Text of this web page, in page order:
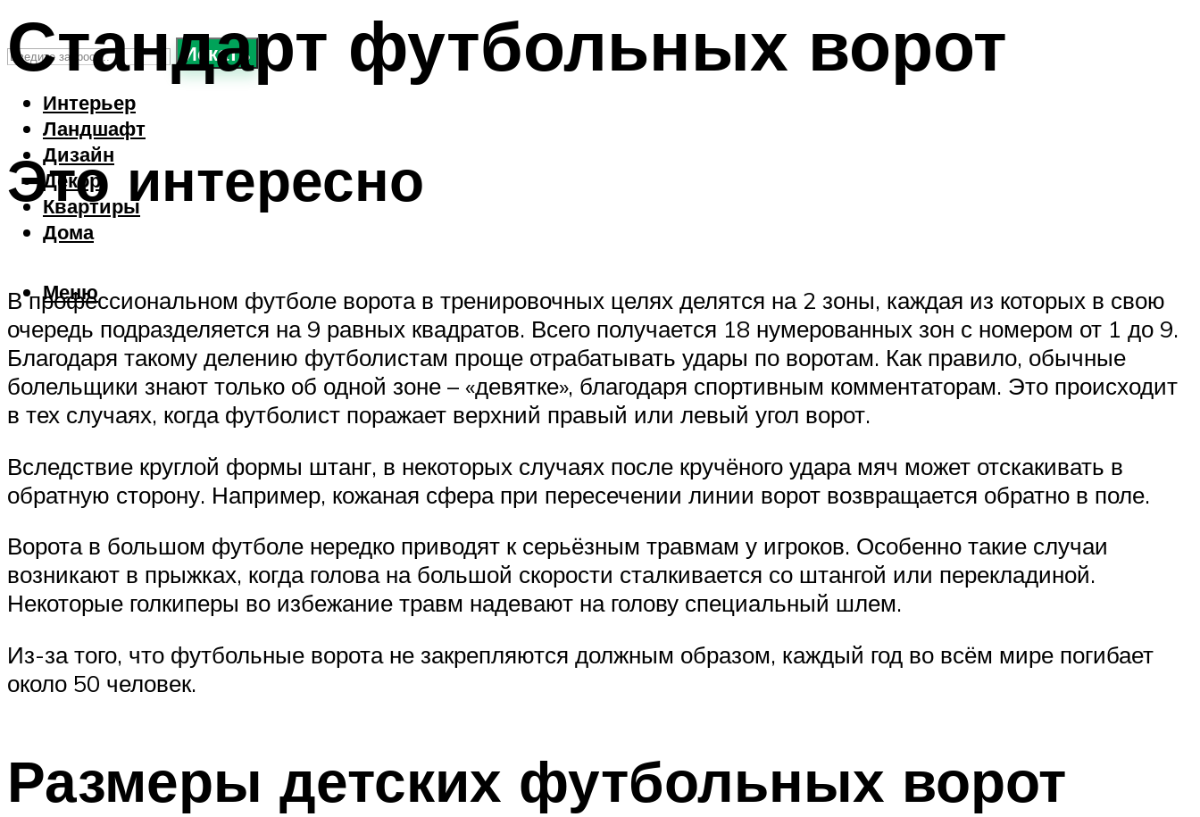
Искать
Интерьер
Ландшафт
Дизайн
Декор
Квартиры
Дома
Меню
Стандарт футбольных ворот
Это интересно
В профессиональном футболе ворота в тренировочных целях делятся на 2 зоны, каждая из которых в свою
очередь подразделяется на 9 равных квадратов. Всего получается 18 нумерованных зон с номером от 1 до 9.
Благодаря такому делению футболистам проще отрабатывать удары по воротам. Как правило, обычные
болельщики знают только об одной зоне – «девятке», благодаря спортивным комментаторам. Это происходит
в тех случаях, когда футболист поражает верхний правый или левый угол ворот.
Вследствие круглой формы штанг, в некоторых случаях после кручёного удара мяч может отскакивать в
обратную сторону. Например, кожаная сфера при пересечении линии ворот возвращается обратно в поле.
Ворота в большом футболе нередко приводят к серьёзным травмам у игроков. Особенно такие случаи
возникают в прыжках, когда голова на большой скорости сталкивается со штангой или перекладиной.
Некоторые голкиперы во избежание травм надевают на голову специальный шлем.
Из-за того, что футбольные ворота не закрепляются должным образом, каждый год во всём мире погибает
около 50 человек.
Размеры детских футбольных ворот